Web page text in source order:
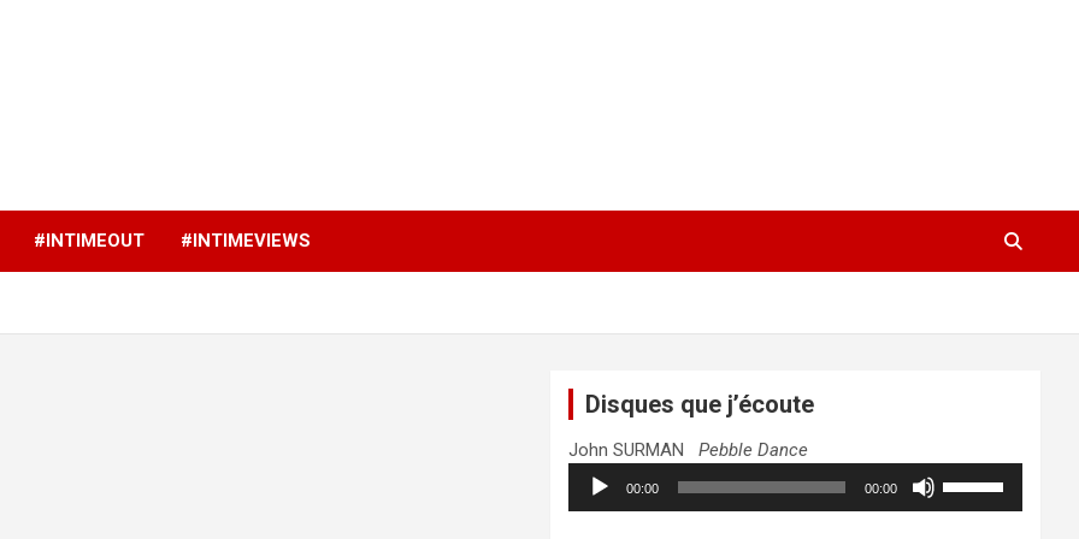
#INTIMEOUT #INTIMEVIEWS
Disques que j’écoute
John SURMANPebble Dance
Lecteur
audio
00:00 00:00